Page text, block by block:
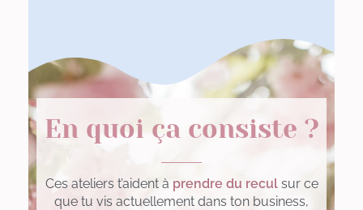
En quoi ça consiste ?
Ces ateliers t’aident à prendre du reculsur ce
que tu vis actuellement dans ton business,